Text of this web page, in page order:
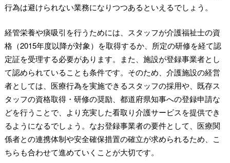
行為は避けられない業務になりつつあるといえるでしょう。
経管栄養や痰吸引を行うためには、スタッフが介護福祉士の資
格（2015年度以降が対象）を取得するか、所定の研修を経て認
定証を受理する必要があります。また、施設が登録事業者とし
て認められていることも条件です。そのため、介護施設の経営
者としては、医療行為を実施できるスタッフの採用や、既存ス
タッフの資格取得・研修の奨励、都道府県知事への登録申請な
どを行うことで、より充実した看取り介護サービスを提供でき
るようになるでしょう。なお登録事業者の要件として、医療関
係者との連携体制や安全確保措置の確立が求められるため、こ
ちらも合わせて進めていくことが大切です。